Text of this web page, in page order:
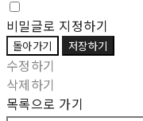
비밀글로 지정하기
돌아가기 저장하기
수정하기
삭제하기
목록으로 가기